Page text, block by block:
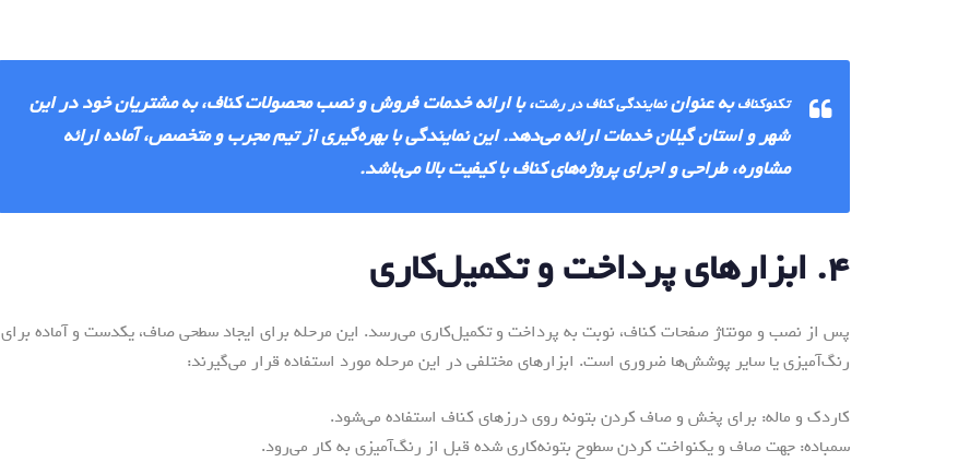
تکنوکنافبه عنواننمایندگی کناف در رشت، با ارائه خدمات فروش و نصب محصولات کناف، به مشتریان خود در این
شهر و استان گیلان خدمات ارائه می‌دهد. این نمایندگی با بهره‌گیری از تیم مجرب و متخصص، آماده ارائه
مشاوره، طراحی و اجرای پروژه‌های کناف با کیفیت بالا می‌باشد.
۴. ابزارهای پرداخت و تکمیل‌کاری
پس از نصب و مونتاژ صفحات کناف، نوبت به پرداخت و تکمیل‌کاری می‌رسد. این مرحله برای ایجاد سطحی صاف، یکدست و آماده برای
رنگ‌آمیزی یا سایر پوشش‌ها ضروری است. ابزارهای مختلفی در این مرحله مورد استفاده قرار می‌گیرند:
کاردک و ماله: برای پخش و صاف کردن بتونه روی درزهای کناف استفاده می‌شود.
سمباده: جهت صاف و یکنواخت کردن سطوح بتونه‌کاری شده قبل از رنگ‌آمیزی به کار می‌رود.